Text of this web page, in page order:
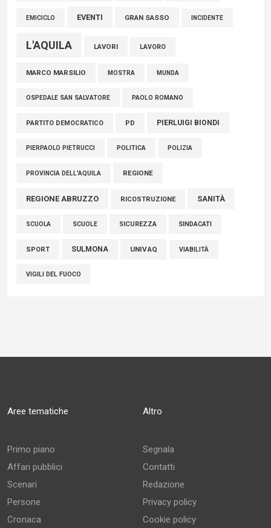
EMICICLO EVENTI GRAN SASSO INCIDENTE
L'AQUILA LAVORI LAVORO
MARCO MARSILIO MOSTRA MUNDA
OSPEDALE SAN SALVATORE PAOLO ROMANO
PARTITO DEMOCRATICO PD PIERLUIGI BIONDI
PIERPAOLO PIETRUCCI POLITICA POLIZIA
PROVINCIA DELL'AQUILA REGIONE
REGIONE ABRUZZO RICOSTRUZIONE SANITÀ
SCUOLA SCUOLE SICUREZZA SINDACATI
SPORT SULMONA UNIVAQ VIABILITÀ
VIGILI DEL FUOCO
Aree tematiche
Primo piano
Affari pubblici
Scenari
Persone
Cronaca
Altro
Segnala
Contatti
Redazione
Privacy policy
Cookie policy